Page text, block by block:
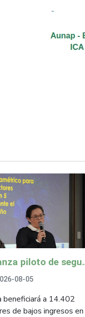
Minagricultura lanza piloto de seguro
08-05
a 14.402
de bajos ingresos en